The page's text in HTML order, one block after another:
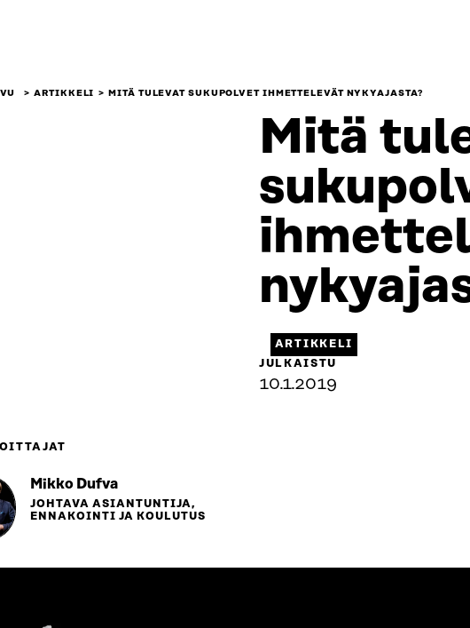
ARTIKKELI MITÄ TULEVAT SUKUPOLVET IHMETTELEVÄT NYKYAJASTA?
Mitä
ARTIKKELI
JULKAISTU
10.1.2019
Mikko Dufva
JOHTAVA ASIANTUNTIJA,
ENNAKOINTI JA KOULUTUS